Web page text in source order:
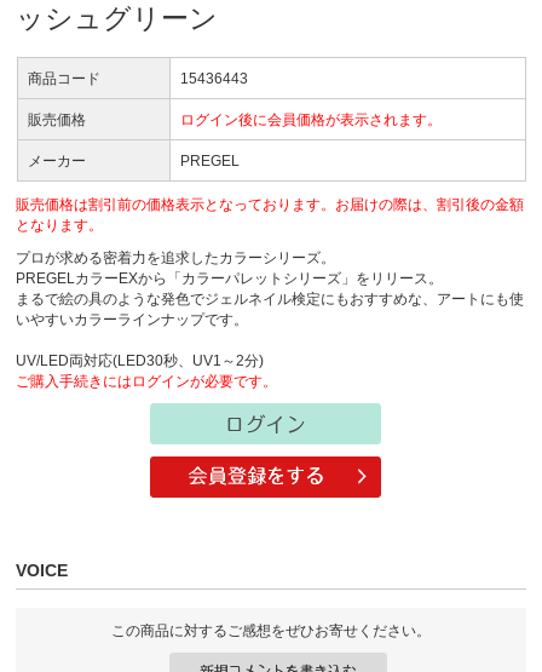
ッシュグリーン
商品コード 15436443
販売価格 ログイン後に会員価格が表示されます。
メーカー PREGEL
販売価格は割引前の価格表示となっております。お届けの際は、割引後の金額
となります。
プロが求める密着力を追求したカラーシリーズ。
PREGELカラーEXから「カラーパレットシリーズ」をリリース。
まるで絵の具のような発色でジェルネイル検定にもおすすめな、アートにも使
いやすいカラーラインナップです。
UV/LED両対応(LED30秒、UV1～2分)
ご購入手続きにはログインが必要です。
VOICE
この商品に対するご感想をぜひお寄せください。